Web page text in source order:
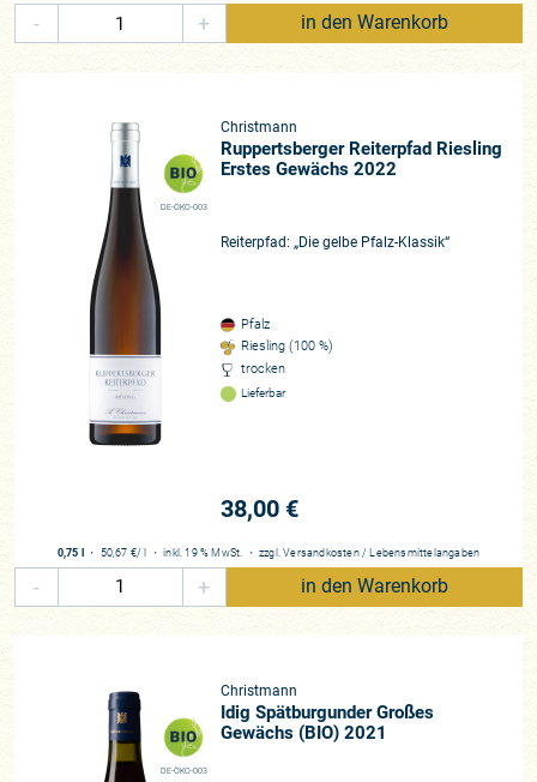
- + in den Warenkorb
DE-ÖKO-003
Christmann
Ruppertsberger Reiterpfad Riesling
Erstes Gewächs 2022
Reiterpfad: „Die gelbe Pfalz-Klassik“
Pfalz
Riesling (100 %)
trocken
Lieferbar
38,00 €
0,75 l ・ 50,67 €/ l ・inkl. 19 % MwSt. ・ zzgl.Versandkosten / Lebensmittelangaben
- + in den Warenkorb
DE-ÖKO-003
Christmann
Idig Spätburgunder Großes
Gewächs (BIO) 2021